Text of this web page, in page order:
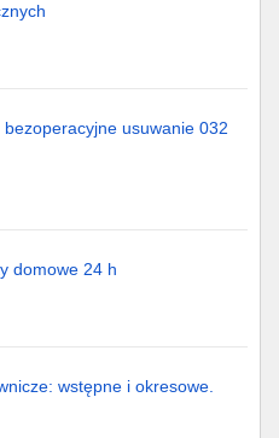
bezoperacyjne usuwanie 032
domowe 24 h
wstępne i okresowe.